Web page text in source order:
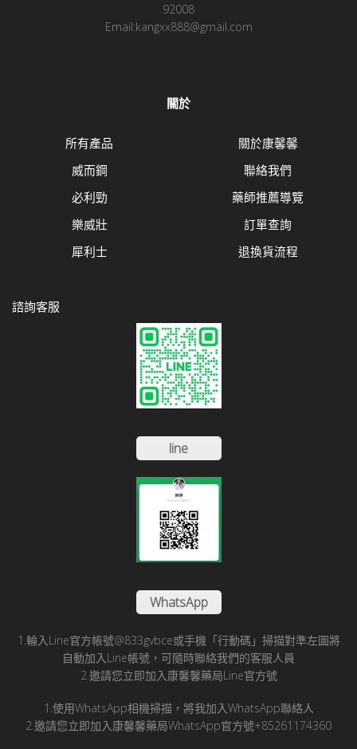
92008
Email:kangxx888@gmail.com
關於
所有產品
威而鋼
必利勁
樂威壯
犀利士
關於康馨馨
聯絡我們
藥師推薦導覽
訂單查詢
退換貨流程
諮詢客服
line
WhatsApp
1.輪入Line官方帳號@833gvbce或手機「行動碼」掃描對準左圖將
自動加入Line帳號，可隨時聯絡我們的客服人員
2.邀請您立即加入康馨馨藥局Line官方號
1.使用WhatsApp相機掃描，將我加入WhatsApp聯絡人
2.邀請您立即加入康馨馨藥局WhatsApp官方號+85261174360